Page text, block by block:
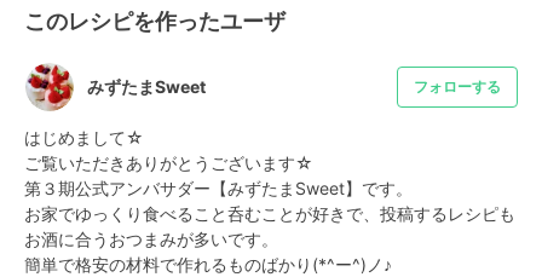
このレシピを作ったユーザ
みずたまSweet フォローする
はじめまして☆
ご覧いただきありがとうございます☆
第３期公式アンバサダー【みずたまSweet】です。
お家でゆっくり食べること呑むことが好きで、投稿するレシピも
お酒に合うおつまみが多いです。
簡単で格安の材料で作れるものばかり(*^ー^)ノ♪